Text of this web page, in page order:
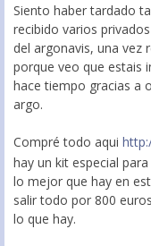
Siento haber tardado
recibido varios
del argonavis, una vez
porque veo que estais
hace tiempo gracias a
argo.
Compré todo aqui
hay un kit especial
lo mejor que hay en
salir todo por 800
lo que hay.